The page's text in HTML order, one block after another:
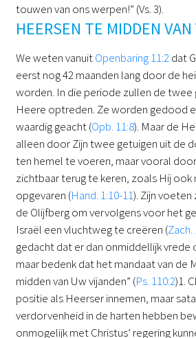
touwen van ons werpen!” (Vs. 3).
HEERSEN TE MIDDEN
We weten vanuitOpenbaring 11:2dat
eerst nog 42 maanden lang door de
worden. In die periode zullen de twee
Heere optreden. Ze worden gedood
waardig geacht (Opb. 11:8). Maar de
alleen door Zijn twee getuigen uit de
ten hemel te voeren, maar vooral
zichtbaar terug te keren, zoals Hij ook
opgevaren (Hand. 1:10-11). Zijn voeten
de Olijfberg om vervolgens voor het
Israël een vluchtweg te creëren (Zach.
gedacht dat er dan onmiddellijk vrede
maar bedenk dat het mandaat van de
midden van Uw vijanden” (Ps. 110:2)1.
positie als Heerser innemen, maar
verdorvenheid in de harten hebben
onmogelijk met Christus’ regering